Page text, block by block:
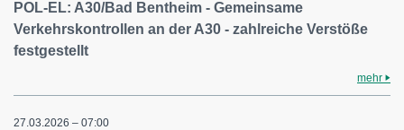
POL-EL: A30/Bad Bentheim - Gemeinsame
Verkehrskontrollen an der A30 - zahlreiche Verstöße
festgestellt
mehr
27.03.2026 – 07:00